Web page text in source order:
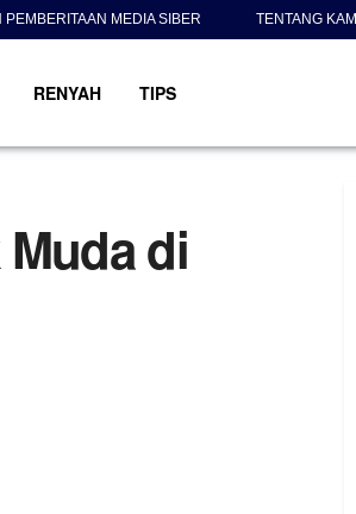
PEMBERITAAN MEDIA SIBER TENTANG KAMI
RENYAH TIPS
di